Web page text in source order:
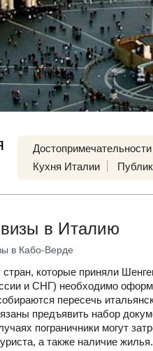
Кухня Италии
в Италию
в Кабо-Верде
которые приняли
и СНГ) необходимо
пересечь
предъявить набор
пограничники могут
а также наличие жилья.